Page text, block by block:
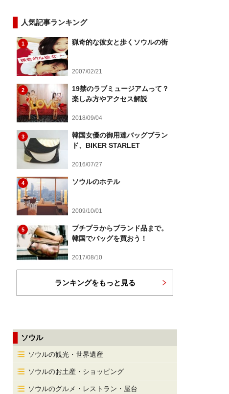
人気記事ランキング
1 猟奇的な彼女と歩くソウルの街
2007/02/21
2
19禁のラブミュージアムって？
楽しみ方やアクセス解説
2018/09/04
3
韓国女優の御用達バッグブラン
ド、BIKER STARLET
2016/07/27
4 ソウルのホテル
2009/10/01
5
プチプラからブランド品まで。
韓国でバッグを買おう！
2017/08/10
ランキングをもっと見る
ソウル
ソウルの観光・世界遺産
ソウルのお土産・ショッピング
ソウルのグルメ・レストラン・屋台